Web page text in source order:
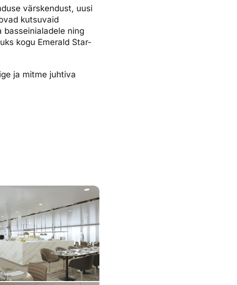
värskendust, uusi
kutsuvaid
basseinialadele ning
kogu Emerald Star-
ja mitme juhtiva